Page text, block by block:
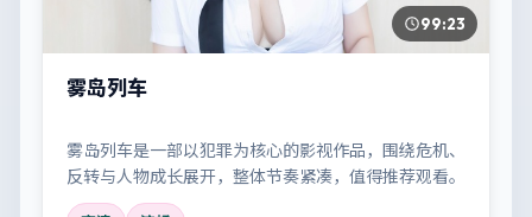
99:23
雾岛列车
雾岛列车是一部以犯罪为核心的影视作品，围绕危机、
反转与人物成长展开，整体节奏紧凑，值得推荐观看。